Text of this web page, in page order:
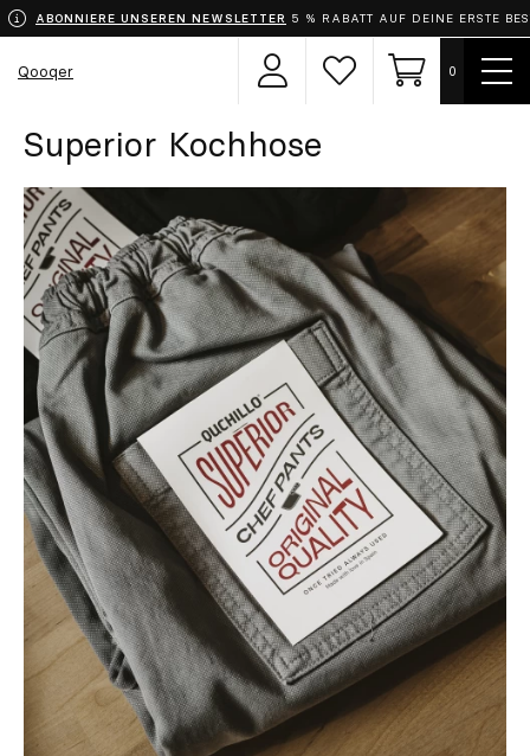
ABONNIERE UNSEREN NEWSLETTER 5 % RABATT AUF DEINE ERSTE
Qooqer
Wähle dein Outfit
Schürzen
Bekleidung
Schuhe
Accessoires
Chef
Individuell
Inspiration
Suchen
Benutzerbereich
Wunschzettel
0
EN FR IT
Menü
Superior Kochhose